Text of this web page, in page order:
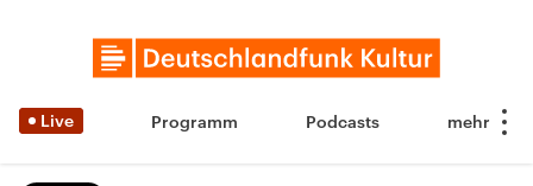
Live Programm Podcasts